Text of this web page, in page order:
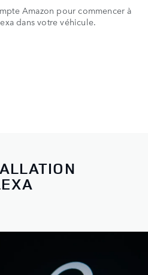
Amazon pour commencer à
dans votre véhicule.